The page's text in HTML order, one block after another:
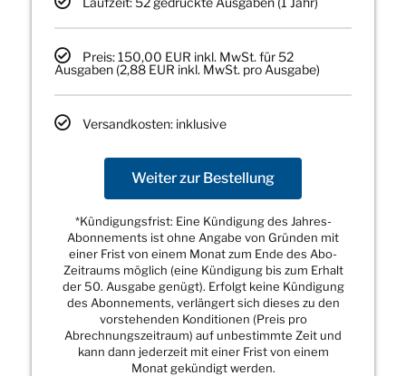
Preis: 150,00 EUR inkl. MwSt. für 52
Ausgaben (2,88 EUR inkl. MwSt. pro Ausgabe)
Versandkosten: inklusive
Weiter zur Bestellung
*Kündigungsfrist: Eine Kündigung des Jahres-
Abonnements ist ohne Angabe von Gründen mit
einer Frist von einem Monat zum Ende des Abo-
Zeitraums möglich (eine Kündigung bis zum Erhalt
der 50. Ausgabe genügt). Erfolgt keine Kündigung
des Abonnements, verlängert sich dieses zu den
vorstehenden Konditionen (Preis pro
Abrechnungszeitraum) auf unbestimmte Zeit und
kann dann jederzeit mit einer Frist von einem
Monat gekündigt werden.